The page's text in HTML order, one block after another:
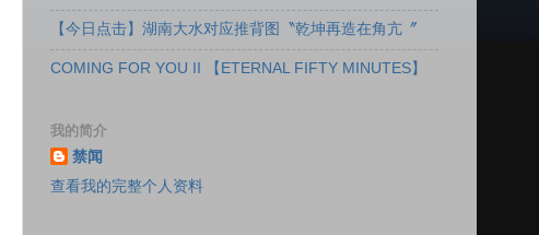
【今日点击】湖南大水对应推背图〝乾坤再造在角亢〞
COMING FOR YOU II 【ETERNAL FIFTY MINUTES】
我的简介
禁闻
查看我的完整个人资料